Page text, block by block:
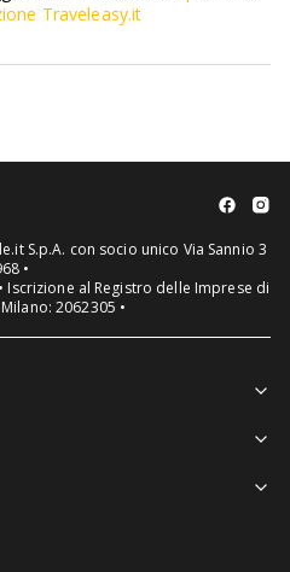
Traveleasy.it
S.p.A. con socio unico Via Sannio 3
•
Iscrizione al Registro delle Imprese di
2062305 •